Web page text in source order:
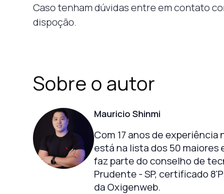
Caso tenham dúvidas entre em contato
dispoção.
Sobre o autor
Mauricio Shinmi
Com 17 anos de experiência
está na lista dos 50 maiores
faz parte do conselho de
Prudente - SP, certificado
da Oxigenweb.